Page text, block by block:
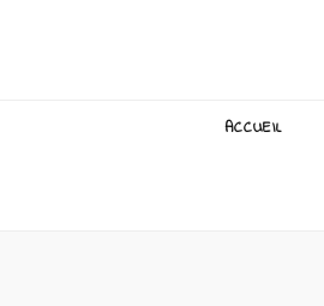
ACCUEIL